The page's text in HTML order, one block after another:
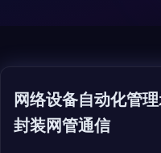
网络设备自动化管
封装网管通信